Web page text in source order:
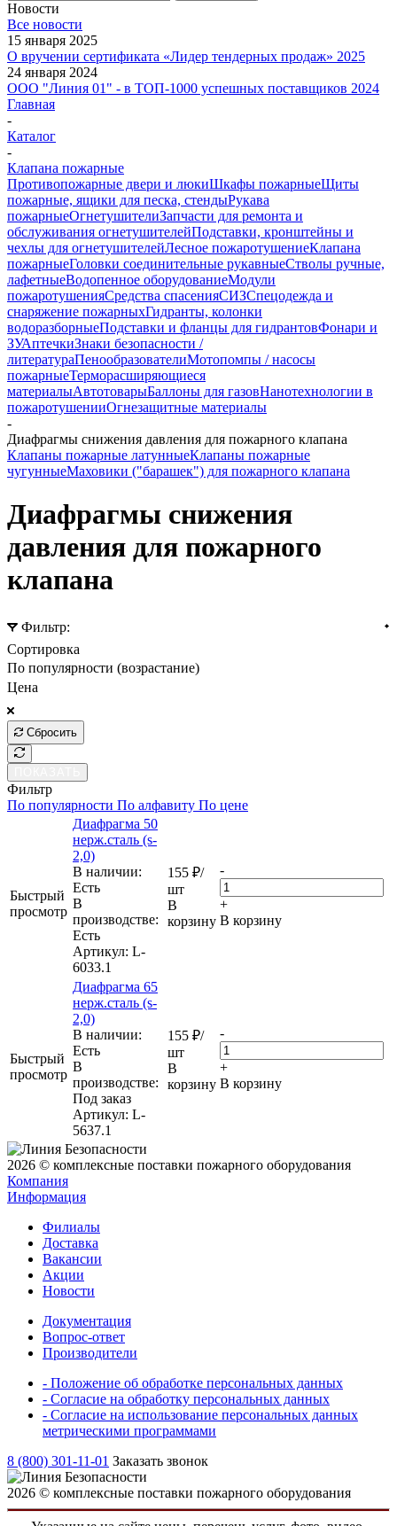
Новости
Все новости
15 января 2025
О вручении сертификата «Лидер тендерных продаж» 2025
24 января 2024
ООО "Линия 01" - в ТОП-1000 успешных поставщиков 2024
Главная
-
Каталог
-
Клапана пожарные
Противопожарные двери и люкиШкафы пожарныеЩиты
пожарные, ящики для песка, стендыРукава
пожарныеОгнетушителиЗапчасти для ремонта и
обслуживания огнетушителейПодставки, кронштейны и
чехлы для огнетушителейЛесное пожаротушениеКлапана
пожарныеГоловки соединительные рукавныеСтволы ручные,
лафетныеВодопенное оборудованиеМодули
пожаротушенияСредства спасенияСИЗСпецодежда и
снаряжение пожарныхГидранты, колонки
водоразборныеПодставки и фланцы для гидрантовФонари и
ЗУАптечкиЗнаки безопасности /
литератураПенообразователиМотопомпы / насосы
пожарныеТерморасширяющиеся
материалыАвтотоварыБаллоны для газовНанотехнологии в
пожаротушенииОгнезащитные материалы
-
Диафрагмы снижения давления для пожарного клапана
Клапаны пожарные латунныеКлапаны пожарные
чугунныеМаховики ("барашек") для пожарного клапана
Диафрагмы снижения
давления для пожарного
клапана
Фильтр:
Сортировка
По популярности (возрастание)
Цена
Сбросить
Фильтр
По популярности По алфавиту По цене
Быстрый
просмотр
Диафрагма 50
нерж.сталь (s-
2,0)
В наличии:
Eсть
В
производстве:
Есть
Артикул: L-
6033.1
155 ₽/
шт
В
корзину
-
+
В корзину
Быстрый
просмотр
Диафрагма 65
нерж.сталь (s-
2,0)
В наличии:
Eсть
В
производстве:
Под заказ
Артикул: L-
5637.1
155 ₽/
шт
В
корзину
-
+
В корзину
2026 © комплексные поставки пожарного оборудования
Компания
Информация
Филиалы
Доставка
Вакансии
Акции
Новости
Документация
Вопрос-ответ
Производители
- Положение об обработке персональных данных
- Согласие на обработку персональных данных
- Согласие на использование персональных данных
метрическими программами
8 (800) 301-11-01 Заказать звонок
2026 © комплексные поставки пожарного оборудования